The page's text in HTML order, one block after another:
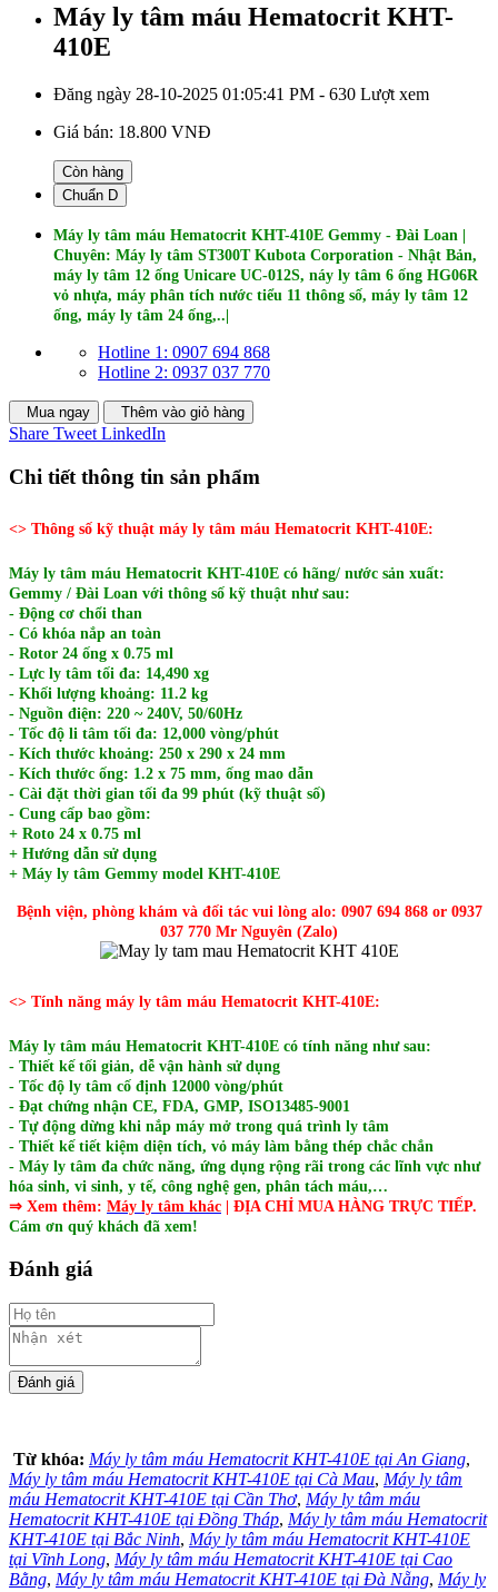
Máy ly tâm máu Hematocrit KHT-
410E
Đăng ngày 28-10-2025 01:05:41 PM - 630 Lượt xem
Giá bán: 18.800 VNĐ
Còn hàng
Chuẩn D
Máy ly tâm máu Hematocrit KHT-410E Gemmy - Đài Loan
Chuyên: Máy ly tâm ST300T Kubota Corporation - Nhật Bản,
máy ly tâm 12 ống Unicare UC-012S​​, náy ly tâm 6 ống HG06R
vỏ nhựa, máy phân tích nước tiểu 11 thông số, máy ly tâm 12
ống, máy ly tâm 24 ống,..|
Hotline 1: 0907 694 868
Hotline 2: 0937 037 770
Mua ngay Thêm vào giỏ hàng
Share Tweet LinkedIn
Chi tiết thông tin sản phẩm
<> Thông số kỹ thuật máy ly tâm máu Hematocrit KHT-410E:
Máy ly tâm máu Hematocrit KHT-410E có hãng/ nước sản xuất:
Gemmy / Đài Loan với thông số kỹ thuật như sau:
- Động cơ chổi than
- Có khóa nắp an toàn
- Rotor 24 ống x 0.75 ml
- Lực ly tâm tối đa: 14,490 xg
- Khối lượng khoảng: 11.2 kg
- Nguồn điện: 220 ~ 240V, 50/60Hz
- Tốc độ li tâm tối đa: 12,000 vòng/phút
- Kích thước khoảng: 250 x 290 x 24 mm
- Kích thước ống: 1.2 x 75 mm, ống mao dẫn
- Cài đặt thời gian tối đa 99 phút (kỹ thuật số)
- Cung cấp bao gồm:
+ Roto 24 x 0.75 ml
+ Hướng dẫn sử dụng
+ Máy ly tâm Gemmy model KHT-410E
Bệnh viện, phòng khám và đối tác vui lòng alo: 0907 694 868 or 0937
037 770 Mr Nguyên (Zalo)
<> Tính năng máy ly tâm máu Hematocrit KHT-410E:
Máy ly tâm máu Hematocrit KHT-410E có tính năng như sau:
- Thiết kế tối giản, dễ vận hành sử dụng
- Tốc độ ly tâm cố định 12000 vòng/phút
- Đạt chứng nhận CE, FDA, GMP, ISO13485-9001
- Tự động dừng khi nắp máy mở trong quá trình ly tâm
- Thiết kế tiết kiệm diện tích, vỏ máy làm bằng thép chắc chắn
- Máy ly tâm đa chức năng, ứng dụng rộng rãi trong các lĩnh vực như
hóa sinh, vi sinh, y tế, công nghệ gen, phân tách máu,…
⇒ Xem thêm: Máy ly tâm khác | ĐỊA CHỈ MUA HÀNG TRỰC TIẾP.
Cám ơn quý khách đã xem!
Đánh giá
Từ khóa: Máy ly tâm máu Hematocrit KHT-410E tại An Giang,
Máy ly tâm máu Hematocrit KHT-410E tại Cà Mau, Máy ly tâm
máu Hematocrit KHT-410E tại Cần Thơ, Máy ly tâm máu
Hematocrit KHT-410E tại Đồng Tháp, Máy ly tâm máu Hematocrit
KHT-410E tại Bắc Ninh, Máy ly tâm máu Hematocrit KHT-410E
tại Vĩnh Long, Máy ly tâm máu Hematocrit KHT-410E tại Cao
Bằng, Máy ly tâm máu Hematocrit KHT-410E tại Đà Nẵng, Máy ly